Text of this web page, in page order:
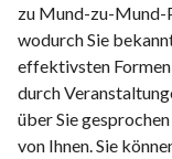
zu Mund-zu-Mund-
wodurch Sie
effektivsten
durch
über Sie
von Ihnen. Sie